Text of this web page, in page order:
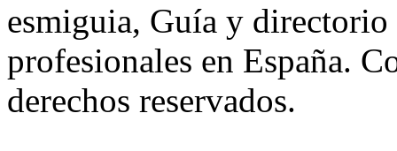
esmiguia, Guía y directorio
profesionales en España.
derechos reservados.